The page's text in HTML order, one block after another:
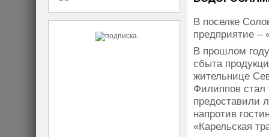
В поселке
предприятие –
В прошлом
сбыта
жительнице
Филиппов стал
предоставили
напротив
«Карельская